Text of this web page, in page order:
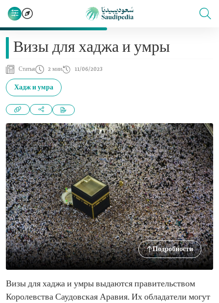
Визы для хаджа и умры
Статья 2 мин 11/06/2023
Хадж и умра
Подробности
Визы для хаджа и умры выдаются правительством
Королевства Саудовская Аравия. Их обладатели могут